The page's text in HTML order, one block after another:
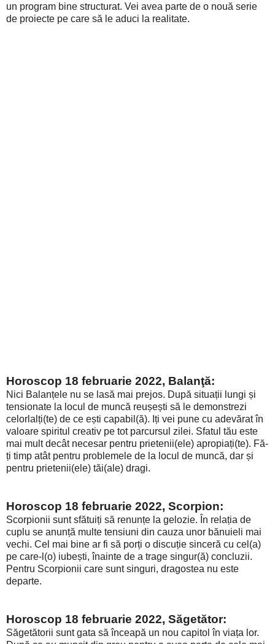
un program bine structurat. Vei avea parte de o nouă serie
de proiecte pe care să le aduci la realitate.
Horoscop 18 februarie 2022, Balanţă:
Nici Balanțele nu se lasă mai prejos. După situații lungi și
tensionate la locul de muncă reușești să le demonstrezi
celorlalți(te) de ce ești capabil(ă). Iți vei pune cu adevărat în
valoare spiritul creativ pe tot parcursul zilei. Sfatul tău este
mai mult decât necesar pentru prietenii(ele) apropiați(te). Fă-
ți timp atât pentru problemele de la locul de muncă, dar și
pentru prietenii(ele) tăi(ale) dragi.
Horoscop 18 februarie 2022, Scorpion:
Scorpionii sunt sfătuiți să renunțe la gelozie. În relația de
cuplu se anunță multe tensiuni din cauza unor bănuieli mai
vechi. Cel mai bine ar fi să porți o discuție sinceră cu cel(a)
pe care-l(o) iubești, înainte de a trage singur(ă) concluzii.
Pentru Scorpionii care sunt singuri, dragostea nu este
departe.
Horoscop 18 februarie 2022, Săgetător:
Săgetătorii sunt gata să înceapă un nou capitol în viața lor.